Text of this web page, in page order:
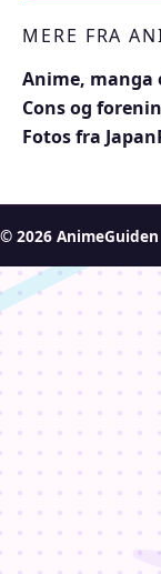
MERE FRA
Anime, manga
Cons og
Fotos fra Japan
© 2026 AnimeGuiden